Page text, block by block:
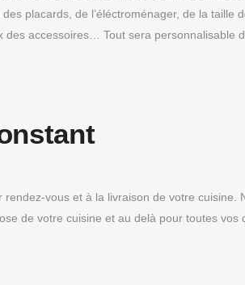
placards, de l’éléctroménager, de la taille
des accessoires… Tout sera personnalisable
vous et à la livraison de votre cuisine.
de votre cuisine et au delà pour toutes vos